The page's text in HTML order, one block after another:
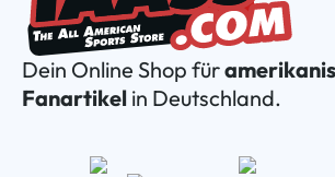
Dein Online Shop für
Fanartikel in Deutschland.